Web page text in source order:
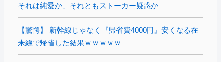
それは純愛か、それともストーカー疑惑か
【驚愕】 新幹線じゃなく『帰省費4000円』安くなる在
来線で帰省した結果ｗｗｗｗｗ